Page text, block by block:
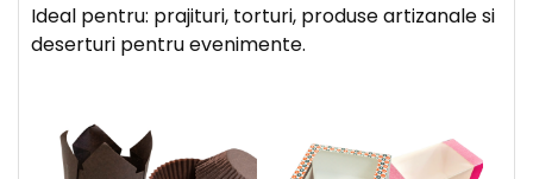
Ideal pentru: prajituri, torturi, produse artizanale si
deserturi pentru evenimente.